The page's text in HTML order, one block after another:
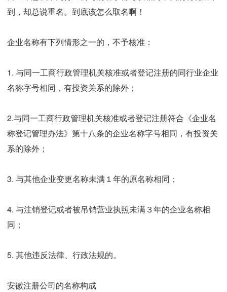
到，却总说重名。到底该怎么取名啊！
企业名称有下列情形之一的，不予核准：
1. 与同一工商行政管理机关核准或者登记注册的同行业企业
名称字号相同，有投资关系的除外；
2.与同一工商行政管理机关核准或者登记注册符合《企业名
称登记管理办法》第十八条的企业名称字号相同，有投资关
系的除外；
3. 与其他企业变更名称未满１年的原名称相同；
4. 与注销登记或者被吊销营业执照未满３年的企业名称相
同；
5. 其他违反法律、行政法规的。
安徽注册公司的名称构成